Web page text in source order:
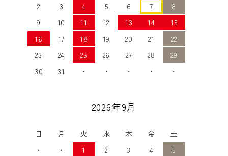
2
3 4 5 6 7
8
9
10 11 12 13 14
15
16
17 18 19 20 21
22
23
24 25 26 27 28
29
30
31 ・ ・ ・ ・ ・
2026年9月
日 月 火 水 木 金
土
・
・ 1 2 3 4
5